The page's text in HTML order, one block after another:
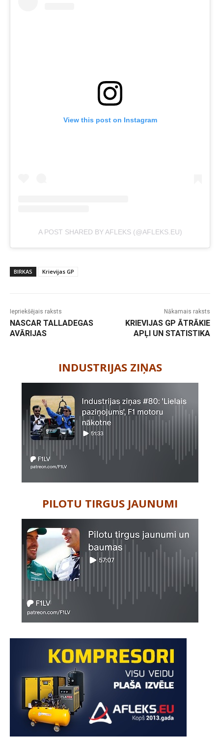
View this post on Instagram
A POST SHARED BY AFLEKS (@AFLEKS.EU)
BIRKAS Krievijas GP
Iepriekšējais raksts
NASCAR TALLADEGAS
AVĀRIJAS
Nākamais raksts
KRIEVIJAS GP ĀTRĀKIE
APĻI UN STATISTIKA
INDUSTRIJAS ZIŅAS
PILOTU TIRGUS JAUNUMI